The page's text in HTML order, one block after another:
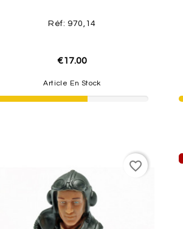
Réf: 970,14
€17.00
Article En Stock
favorite_border